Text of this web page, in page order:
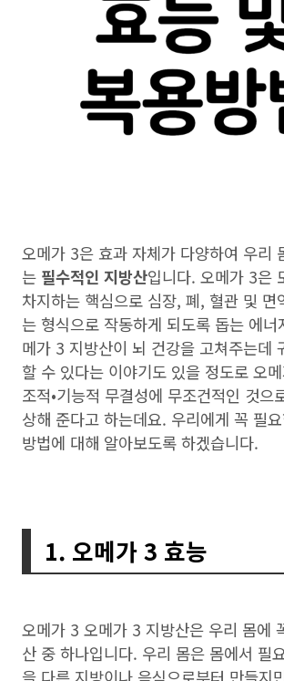
오메가 3은 효과 자체가 다양하여 우리
는 필수적인 지방산입니다. 오메가 3은
차지하는 핵심으로 심장, 폐, 혈관 및 면
는 형식으로 작동하게 되도록 돕는 에너
메가 3 지방산이 뇌 건강을 고쳐주는데
할 수 있다는 이야기도 있을 정도로 오
조적•기능적 무결성에 무조건적인 것으
상해 준다고 하는데요. 우리에게 꼭 필
방법에 대해 알아보도록 하겠습니다.
1. 오메가 3 효능
오메가 3 오메가 3 지방산은 우리 몸에
산 중 하나입니다. 우리 몸은 몸에서 필